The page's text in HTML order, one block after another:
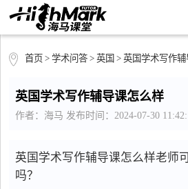
首页 > 学术问答> 英国 > 英国学术写作
英国学术写作辅导课怎么样
作者：海马 发布时间：2024-07-30
英国学术写作辅导课怎么样老师
吗？